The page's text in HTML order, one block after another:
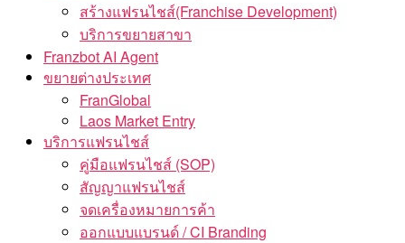
สร้างแฟรนไชส์(Franchise Development)
บริการขยายสาขา
Franzbot AI Agent
ขยายต่างประเทศ
FranGlobal
Laos Market Entry
บริการแฟรนไชส์
คู่มือแฟรนไชส์ (SOP)
สัญญาแฟรนไชส์
จดเครื่องหมายการค้า
ออกแบบแบรนด์ / CI Branding